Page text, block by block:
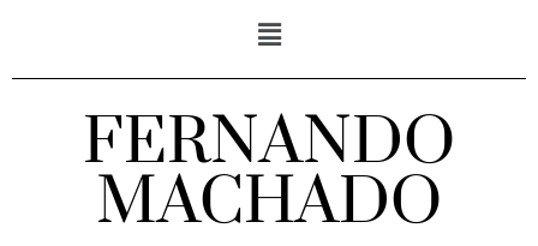
FERNANDO
MACHADO